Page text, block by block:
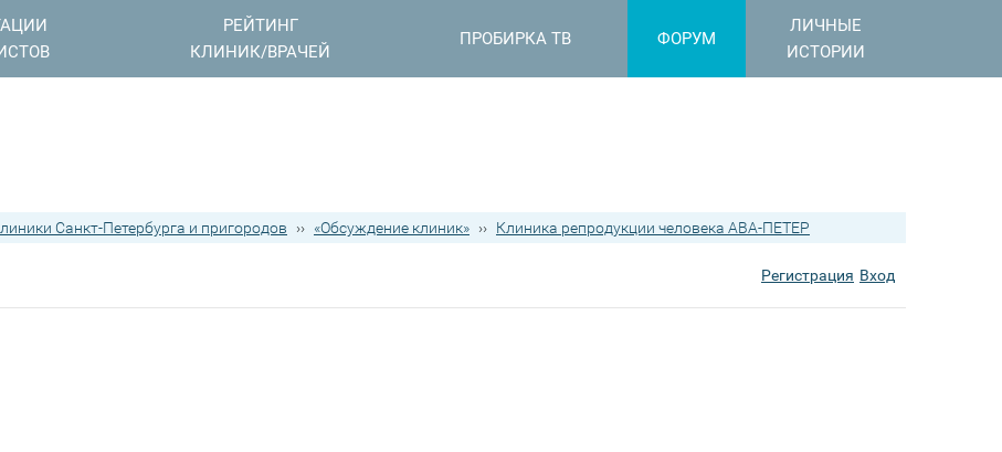
РЕЙТИНГ
КЛИНИК/ВРАЧЕЙ
ПРОБИРКА ТВ ФОРУМ
ЛИЧНЫЕ
ИСТОРИИ
Санкт-Петербурга и пригородов ›› «Обсуждение клиник» ›› Клиника репродукции человека АВА-ПЕТЕР
Регистрация Вход